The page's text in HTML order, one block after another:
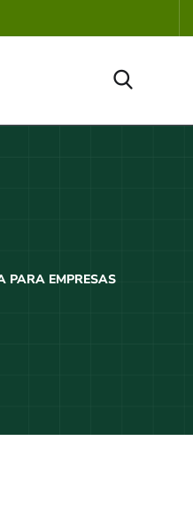
PARA EMPRESAS